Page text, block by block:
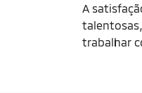
A
trabalhar